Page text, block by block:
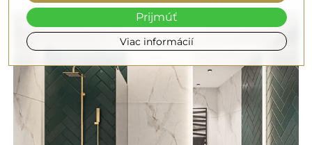
Viac informácií
Prijmúť